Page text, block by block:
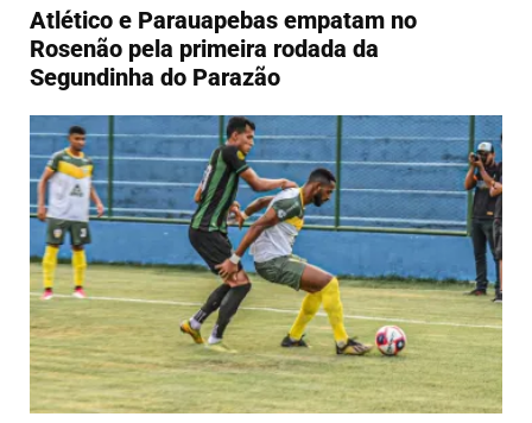
Atlético e Parauapebas empatam no
Rosenão pela primeira rodada da
Segundinha do Parazão